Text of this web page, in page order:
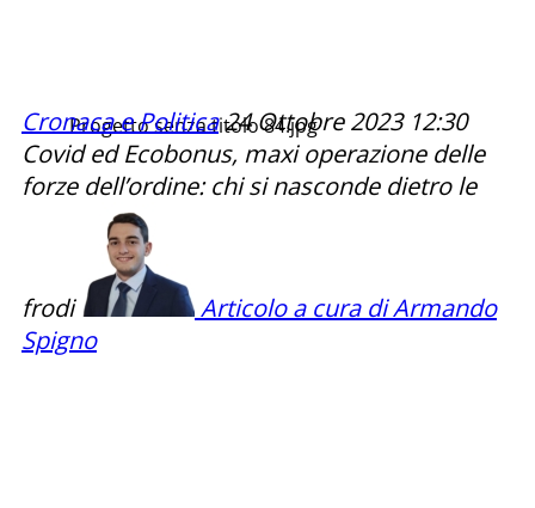
Progetto senza titolo 84.jpg
Cronaca e Politica24 Ottobre 2023 12:30
Covid ed Ecobonus, maxi operazione delle
forze dell’ordine: chi si nasconde dietro le
frodi
Articolo a cura di Armando
Spigno